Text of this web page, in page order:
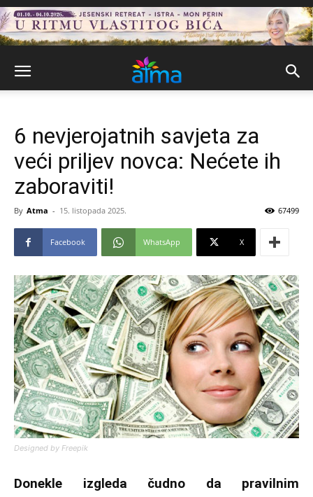
6 nevjerojatnih savjeta za
veći priljev novca: Nećete ih
zaboraviti!
By Atma - 15. listopada 2025. 67499
Facebook WhatsApp X
Designed by Freepik
Donekle izgleda čudno da pravilnim